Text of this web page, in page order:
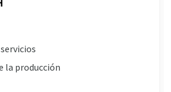
la producción